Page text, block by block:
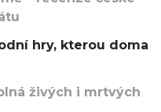
hry, kterou doma
živých i mrtvých